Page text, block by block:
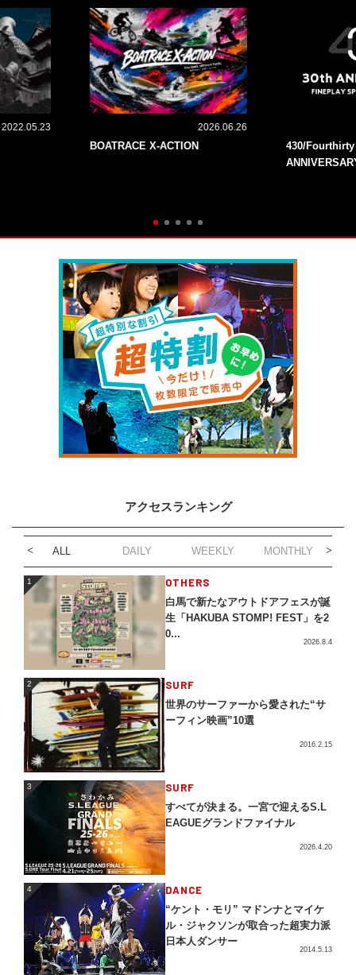
2022.05.23 2026.06.26
BOATRACE X-ACTION
430/
アクセスランキング
ALL DAILY WEEKLY MONTHLY
1 OTHERS
白馬で新たなアウトドアフェスが誕
生「HAKUBA STOMP! FEST」を2
0...
2026.8.4
2 SURF
世界のサーファーから愛された“サ
ーフィン映画”10選
2016.2.15
3 SURF
すべてが決まる。一宮で迎えるS.L
EAGUEグランドファイナル
2026.4.20
4 DANCE
“ケント・モリ” マドンナとマイケ
ル・ジャクソンが取合った超実力派
日本人ダンサー
2014.5.13